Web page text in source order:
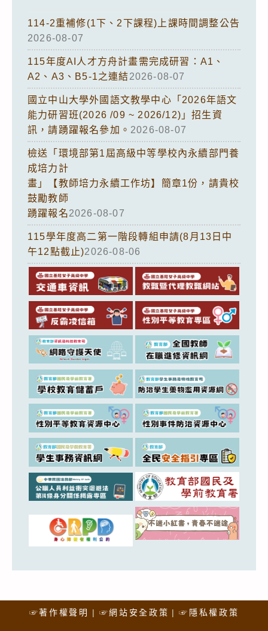
114-2重補修(1下、2下課程)上課時間調整公告
2026-08-07
115年度AI人才方舟計畫需完成研習：A1、
A2、A3、B5-1之連結2026-08-07
國立中山大學外國語文教學中心「2026年語文
能力研習班(2026 /09 ~ 2026/12)」招生資
訊，請踴躍報名參加。 2026-08-07
檢送「環境部第1屆高級中等學校內永續部門養
成培力計
畫」【教師培力永續工作坊】簡章1份，請貴校
鼓勵教師
踴躍報名2026-08-07
115學年度高二第一階段轉組申請(8月13日中
午12點截止)2026-08-06
☞著作權聲明 ☞網站安全政策 ☞隱私權政策